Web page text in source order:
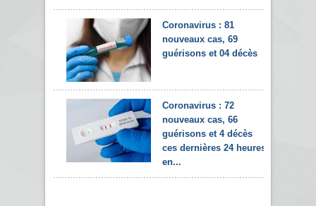
Coronavirus : 81
nouveaux cas, 69
guérisons et 04 décès
Coronavirus : 72
nouveaux cas, 66
guérisons et 4 décès
ces dernières 24 heures
en...